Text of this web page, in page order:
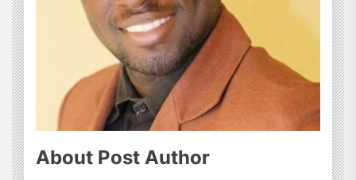
About Post Author